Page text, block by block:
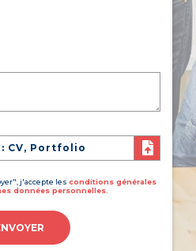
CV, Portfolio
j'accepte les conditions générales
données personnelles.